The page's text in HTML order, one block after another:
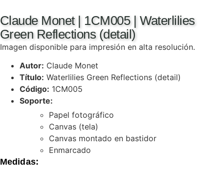
Claude Monet | 1CM005 | Waterlilies
Green Reflections (detail)
Imagen disponible para impresión en alta resolución.
Autor: Claude Monet
Título: Waterlilies Green Reflections (detail)
Código: 1CM005
Soporte:
Papel fotográfico
Canvas (tela)
Canvas montado en bastidor
Enmarcado
Medidas: